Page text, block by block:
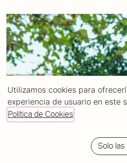
Utilizamos cookies para
experiencia de usuario en este
Política de Cookies
Solo